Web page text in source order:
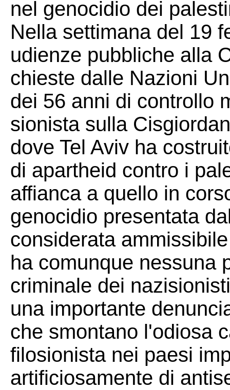
nel genocidio dei
Nella settimana del 19
udienze pubbliche alla
chieste dalle Nazioni
dei 56 anni di controllo
sionista sulla
dove Tel Aviv ha
di apartheid contro i
affianca a quello in
genocidio presentata
considerata
ha comunque nessuna
criminale dei
una importante
che smontano l'odiosa
filosionista nei paesi
artificiosamente di